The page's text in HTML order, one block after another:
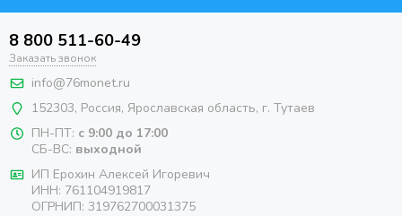
8 800 511-60-49
Заказать звонок
info@76monet.ru
152303, Россия, Ярославская область, г. Тутаев
ПН-ПТ: с 9:00 до 17:00
СБ-ВС: выходной
ИП Ерохин Алексей Игоревич
ИНН: 761104919817
ОГРНИП: 319762700031375